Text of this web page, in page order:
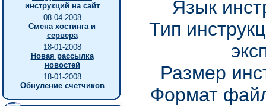
инструкций на сайт
08-04-2008
Смена хостинга и
сервера
18-01-2008
Новая рассылка
новостей
18-01-2008
Обнуление счетчиков
Язык
Тип
Размер
Формат